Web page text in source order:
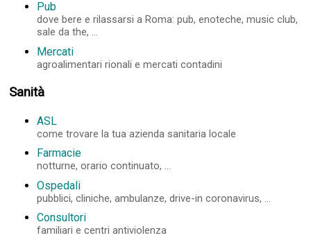
Pub
dove bere e rilassarsi a Roma: pub, enoteche, music club,
sale da the, ...
Mercati
agroalimentari rionali e mercati contadini
Sanità
ASL
come trovare la tua azienda sanitaria locale
Farmacie
notturne, orario continuato, ...
Ospedali
pubblici, cliniche, ambulanze, drive-in coronavirus, ...
Consultori
familiari e centri antiviolenza